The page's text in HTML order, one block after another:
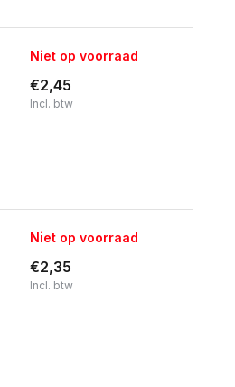
Niet op voorraad
€2,45
Incl. btw
Niet op voorraad
€2,35
Incl. btw